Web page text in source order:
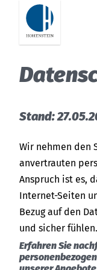
Deutsch
Was steckt
OEKO-TEX®
Influencer
Stand:
Wir nehmen den
anvertrauten
Anspruch ist es,
Internet-Seiten
Bezug auf den
und sicher fühlen.
Erfahren Sie